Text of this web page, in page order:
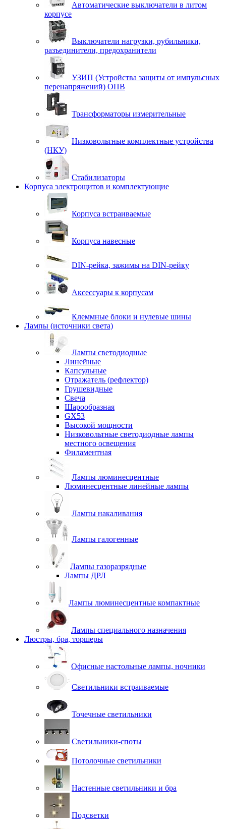
Автоматические выключатели в литом
корпусе
Выключатели нагрузки, рубильники,
разъединители, предохранители
УЗИП (Устройства защиты от импульсных
перенапряжений) ОПВ
Трансформаторы измерительные
Низковольтные комплектные устройства
(НКУ)
Стабилизаторы
Корпуса электрощитов и комплектующие
Корпуса встраиваемые
Корпуса навесные
DIN-рейка, зажимы на DIN-рейку
Аксессуары к корпусам
Клеммные блоки и нулевые шины
Лампы (источники света)
Лампы светодиодные
Линейные
Капсульные
Отражатель (рефлектор)
Грушевидные
Свеча
Шарообразная
GX53
Высокой мощности
Низковольтные светодиодные лампы
местного освещения
Филаментная
Лампы люминесцентные
Люминесцентные линейные лампы
Лампы накаливания
Лампы галогенные
Лампы газоразрядные
Лампы ДРЛ
Лампы люминесцентные компактные
Лампы специального назначения
Люстры, бра, торшеры
Офисные настольные лампы, ночники
Светильники встраиваемые
Точечные светильники
Светильники-споты
Потолочные светильники
Настенные светильники и бра
Подсветки